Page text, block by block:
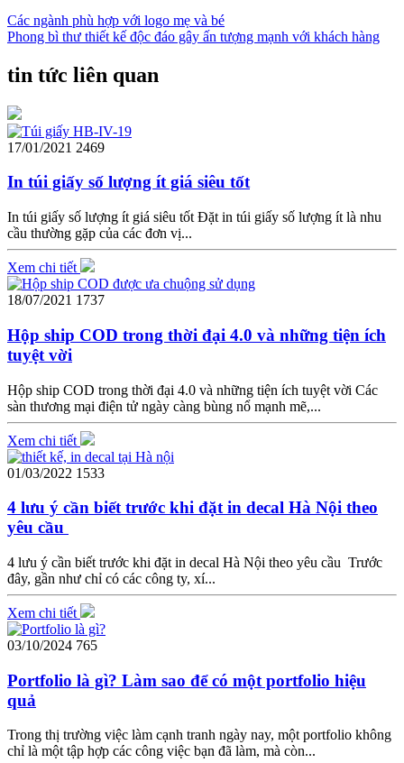
Các ngành phù hợp với logo mẹ và bé
Phong bì thư thiết kế độc đáo gây ấn tượng mạnh với khách hàng
tin tức liên quan
17/01/2021 2469
In túi giấy số lượng ít giá siêu tốt
In túi giấy số lượng ít giá siêu tốt Đặt in túi giấy số lượng ít là nhu
cầu thường gặp của các đơn vị...
Xem chi tiết
18/07/2021 1737
Hộp ship COD trong thời đại 4.0 và những tiện ích
tuyệt vời
Hộp ship COD trong thời đại 4.0 và những tiện ích tuyệt vời Các
sàn thương mại điện tử ngày càng bùng nổ mạnh mẽ,...
Xem chi tiết
01/03/2022 1533
4 lưu ý cần biết trước khi đặt in decal Hà Nội theo
yêu cầu
4 lưu ý cần biết trước khi đặt in decal Hà Nội theo yêu cầu Trước
đây, gần như chỉ có các công ty, xí...
Xem chi tiết
03/10/2024 765
Portfolio là gì? Làm sao để có một portfolio hiệu
quả
Trong thị trường việc làm cạnh tranh ngày nay, một portfolio không
chỉ là một tập hợp các công việc bạn đã làm, mà còn...